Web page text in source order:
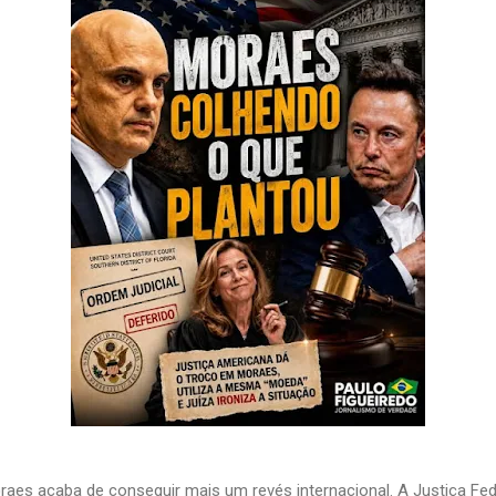
acaba de conseguir mais um revés internacional. A Justiça